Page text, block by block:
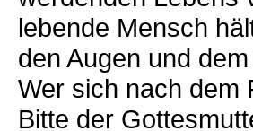
lebende Mensch
den Augen und
Wer sich nach dem
Bitte der